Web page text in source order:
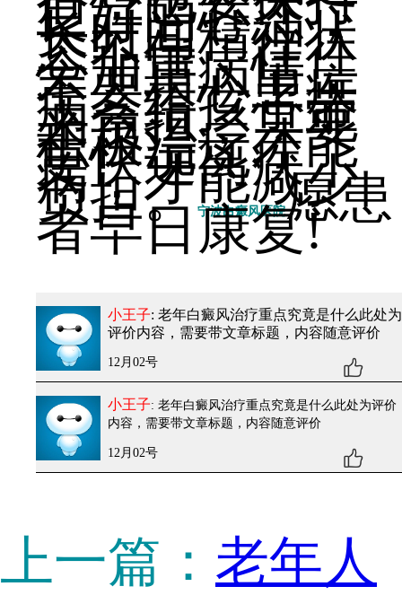
良好的心态，
长时间精神状
态不佳，往往
会加重病情，
不要担心患疾
病会给孩子带
来负担，只要
积极治疗才能
更快远离疾
病，才能减少
负担。 宁波白癜风医院愿患
者早日康复!
小王子: 老年白癜风治疗重点究竟是什么此处为
评价内容，需要带文章标题，内容随意评价
12月02号
小王子: 老年白癜风治疗重点究竟是什么 此处为评价
内容，需要带文章标题，内容随意评价
12月02号
上一篇： 老年人